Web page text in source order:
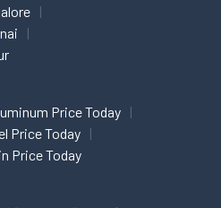
Price Today
Price Today
Price Today